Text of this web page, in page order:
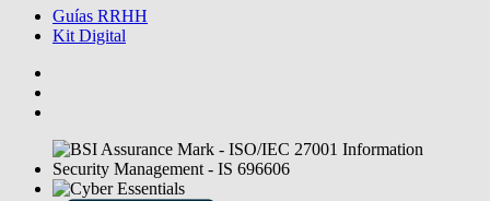
Guías RRHH
Kit Digital